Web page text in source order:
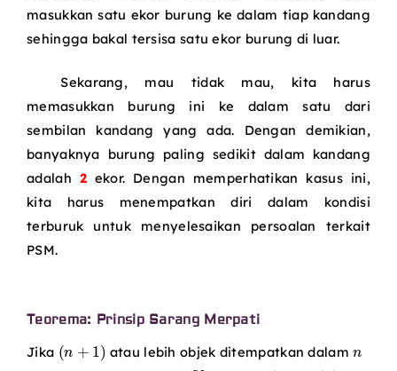
masukkan satu ekor burung ke dalam tiap kandang
sehingga bakal tersisa satu ekor burung di luar.
Sekarang, mau tidak mau, kita harus
memasukkan burung ini ke dalam satu dari
sembilan kandang yang ada. Dengan demikian,
banyaknya burung paling sedikit dalam kandang
adalah 2ekor. Dengan memperhatikan kasus ini,
kita harus menempatkan diri dalam kondisi
terburuk untuk menyelesaikan persoalan terkait
PSM.
Teorema: Prinsip Sarang Merpati
Jika
(n )
atau lebih objek ditempatkan dalam
N,